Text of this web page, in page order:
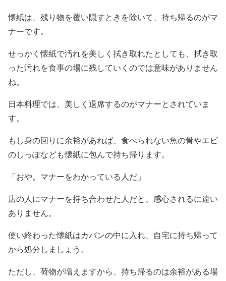
懐紙は、残り物を覆い隠すときを除いて、持ち帰るのがマ
ナーです。
せっかく懐紙で汚れを美しく拭き取れたとしても、拭き取
った汚れを食事の場に残していくのでは意味がありません
ね。
日本料理では、美しく退席するのがマナーとされていま
す。
もし身の回りに余裕があれば、食べられない魚の骨やエビ
のしっぽなども懐紙に包んで持ち帰ります。
「おや。マナーをわかっている人だ」
店の人にマナーを持ち合わせた人だと、感心されるに違い
ありません。
使い終わった懐紙はカバンの中に入れ、自宅に持ち帰って
から処分しましょう。
ただし、荷物が増えますから、持ち帰るのは余裕がある場